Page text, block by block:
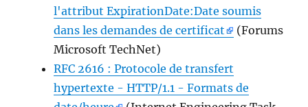
l'attribut ExpirationDate:Date soumis
dans les demandes de certificat
(Forums
Microsoft TechNet)
RFC 2616 : Protocole de transfert
hypertexte - HTTP/1.1 - Formats de